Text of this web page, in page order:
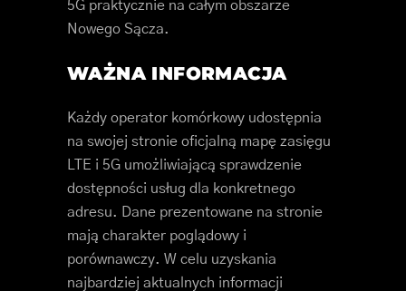
5G praktycznie na całym obszarze
Nowego Sącza.
WAŻNA INFORMACJA
Każdy operator komórkowy udostępnia
na swojej stronie oficjalną mapę zasięgu
LTE i 5G umożliwiającą sprawdzenie
dostępności usług dla konkretnego
adresu. Dane prezentowane na stronie
mają charakter poglądowy i
porównawczy. W celu uzyskania
najbardziej aktualnych informacji